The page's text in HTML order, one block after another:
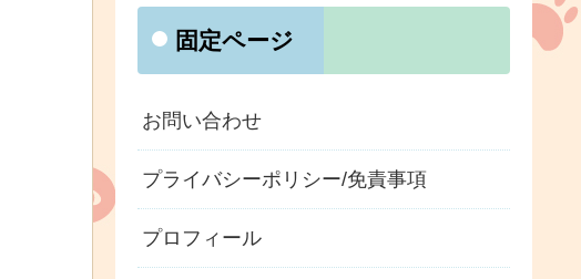
固定ページ
お問い合わせ
プライバシーポリシー/免責事項
プロフィール